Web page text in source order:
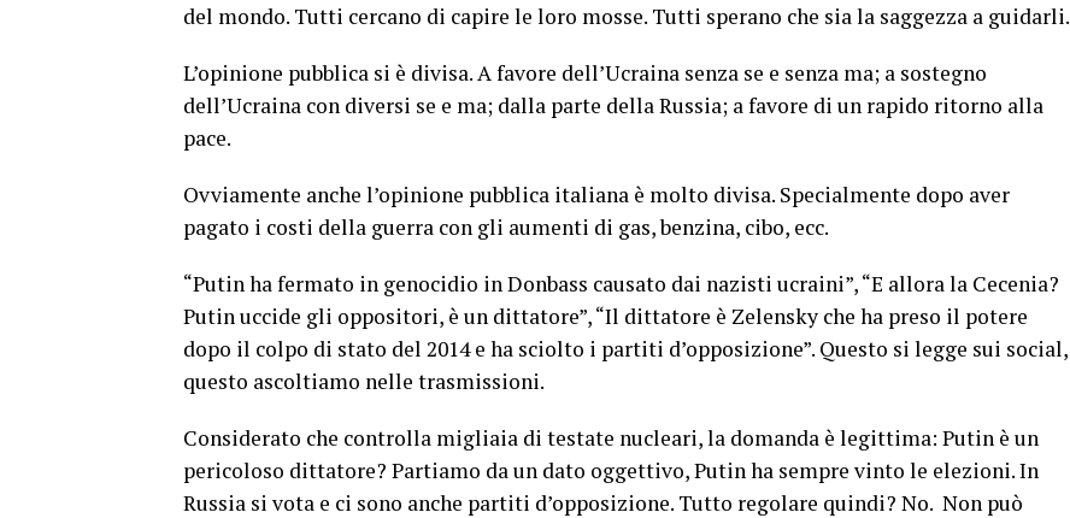
del mondo. Tutti cercano di capire le loro mosse. Tutti sperano che sia la saggezza a guidarli.
L’opinione pubblica si è divisa. A favore dell’Ucraina senza se e senza ma; a sostegno
dell’Ucraina con diversi se e ma; dalla parte della Russia; a favore di un rapido ritorno alla
pace.
Ovviamente anche l’opinione pubblica italiana è molto divisa. Specialmente dopo aver
pagato i costi della guerra con gli aumenti di gas, benzina, cibo, ecc.
“Putin ha fermato in genocidio in Donbass causato dai nazisti ucraini”, “E allora la Cecenia?
Putin uccide gli oppositori, è un dittatore”, “Il dittatore è Zelensky che ha preso il potere
dopo il colpo di stato del 2014 e ha sciolto i partiti d’opposizione”. Questo si legge sui social,
questo ascoltiamo nelle trasmissioni.
Considerato che controlla migliaia di testate nucleari, la domanda è legittima: Putin è un
pericoloso dittatore? Partiamo da un dato oggettivo, Putin ha sempre vinto le elezioni. In
Russia si vota e ci sono anche partiti d’opposizione. Tutto regolare quindi? No. Non può